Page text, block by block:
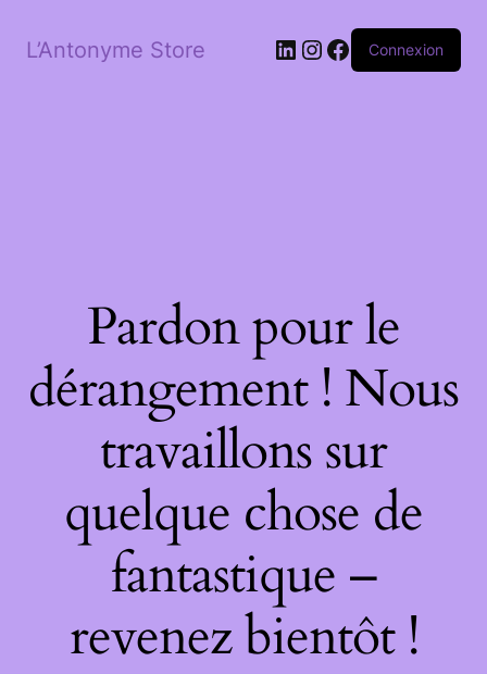
L’Antonyme Store LinkedIn
Instagram
Facebook
Connexion
Pardon pour le
dérangement ! Nous
travaillons sur
quelque chose de
fantastique –
revenez bientôt !